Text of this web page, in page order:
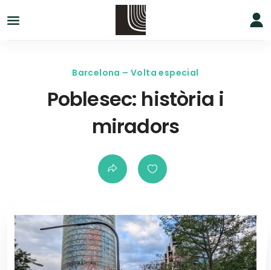
Poblesec: història i
miradors
Barcelona – Volta especial